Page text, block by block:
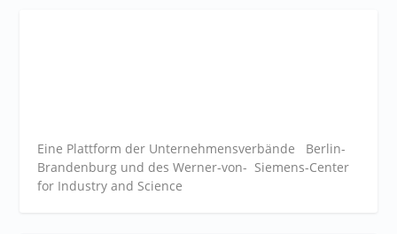
Eine Plattform der Unternehmensverbände Berlin-
Brandenburg und des Werner-von- Siemens-Center
for Industry and Science